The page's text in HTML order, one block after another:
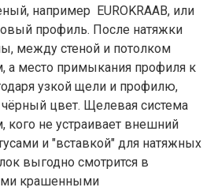
например EUROKRAAB, или
профиль. После натяжки
между стеной и потолком
а место примыкания профиля к
узкой щели и профилю,
цвет. Щелевая система
кого не устраивает внешний
и "вставкой" для натяжных
выгодно смотрится в
крашенными